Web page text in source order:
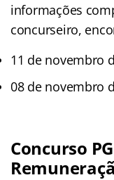
informações
concurseiro,
11 de novembro
08 de novembro
Concurso